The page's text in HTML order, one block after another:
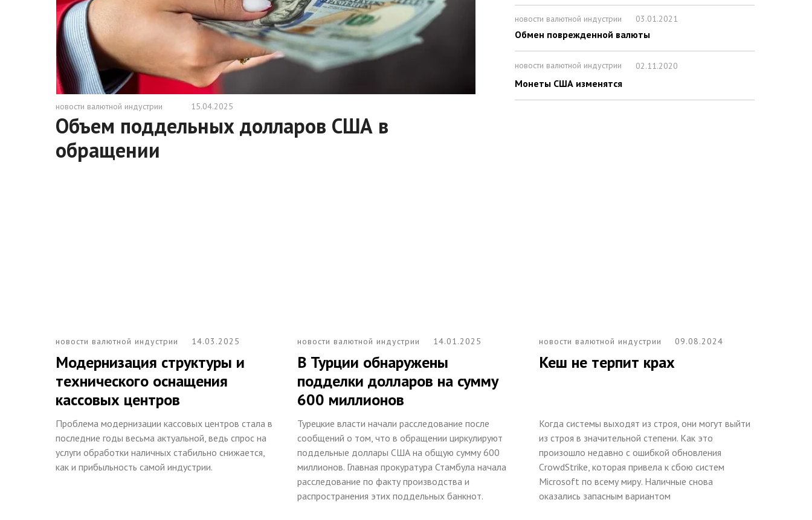
Обмен поврежденной валюты
новости валютной индустрии
новости валютной индустрии
Монеты США изменятся
новости валютной индустрии 02.11.2020
15.04.2025
Объем поддельных долларов США в
обращении
03.01.2021
новости валютной индустрии 14.03.2025
Модернизация структуры и
технического оснащения
кассовых центров
Проблема модернизации кассовых центров стала в
последние годы весьма актуальной, ведь спрос на
услуги обработки наличных стабильно снижается,
как и прибыльность самой индустрии.
новости валютной индустрии 14.01.2025
В Турции обнаружены
подделки долларов на сумму
600 миллионов
Турецкие власти начали расследование после
сообщений о том, что в обращении циркулируют
поддельные доллары США на общую сумму 600
миллионов. Главная прокуратура Стамбула начала
расследование по факту производства и
распространения этих поддельных банкнот.
новости валютной индустрии 09.08.2024
Кеш не терпит крах
Когда системы выходят из строя, они могут выйти
из строя в значительной степени. Как это
произошло недавно с ошибкой обновления
CrowdStrike, которая привела к сбою систем
Microsoft по всему миру. Наличные снова
оказались запасным вариантом